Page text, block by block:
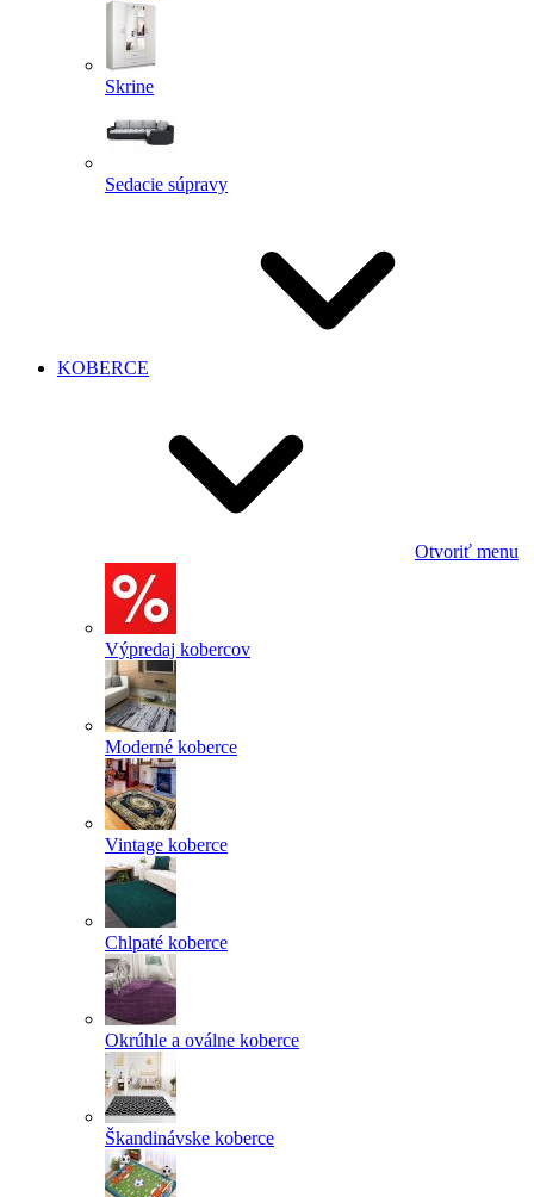
Skrine
Sedacie súpravy
KOBERCE
Otvoriť menu
Výpredaj kobercov
Moderné koberce
Vintage koberce
Chlpaté koberce
Okrúhle a oválne koberce
Škandinávske koberce